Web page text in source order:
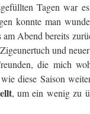
Tagen war
konnte man
am Abend bereits
und
die mich
diese Saison
, um ein wenig zu